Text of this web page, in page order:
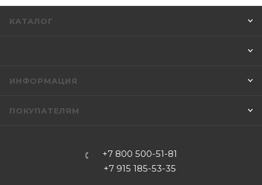
КАТАЛОГ
ИНФОРМАЦИЯ
ПОКУПАТЕЛЯМ
+7 800 500-51-81
+7 915 185-53-35